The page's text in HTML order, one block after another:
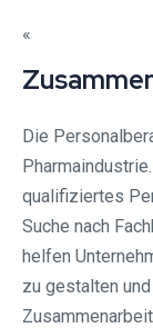
«
Die
qualifiziertes
Suche nach
helfen
zu gestalten